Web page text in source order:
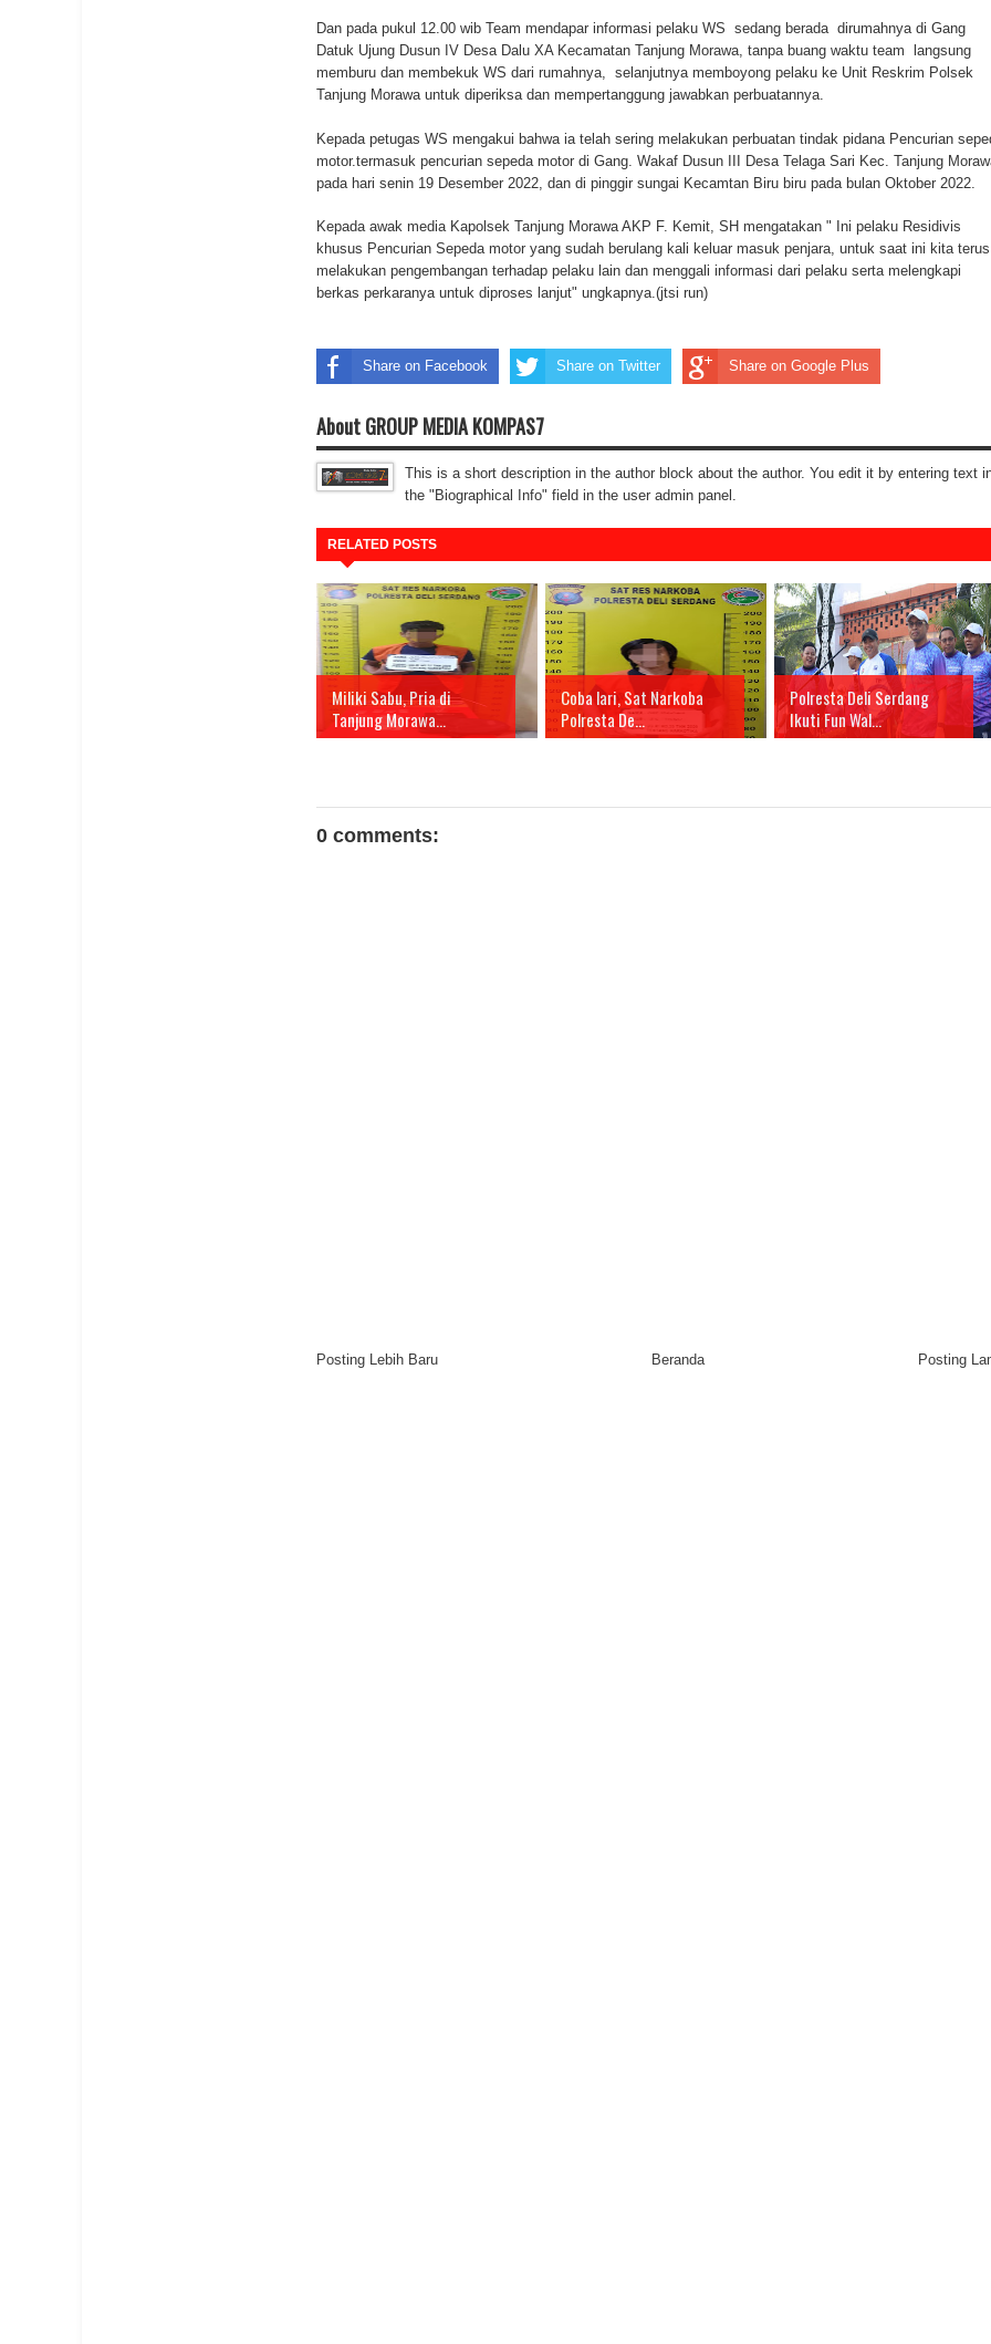
Dan pada pukul 12.00 wib Team mendapar informasi pelaku WS sedang berada dirumahnya di Gang
Datuk Ujung Dusun IV Desa Dalu XA Kecamatan Tanjung Morawa, tanpa buang waktu team langsung
memburu dan membekuk WS dari rumahnya, selanjutnya memboyong pelaku ke Unit Reskrim Polsek
Tanjung Morawa untuk diperiksa dan mempertanggung jawabkan perbuatannya.
Kepada petugas WS mengakui bahwa ia telah sering melakukan perbuatan tindak pidana Pencurian
motor.termasuk pencurian sepeda motor di Gang. Wakaf Dusun III Desa Telaga Sari Kec. Tanjung
pada hari senin 19 Desember 2022, dan di pinggir sungai Kecamtan Biru biru pada bulan Oktober 2022.
Kepada awak media Kapolsek Tanjung Morawa AKP F. Kemit, SH mengatakan " Ini pelaku Residivis
khusus Pencurian Sepeda motor yang sudah berulang kali keluar masuk penjara, untuk saat ini kita
melakukan pengembangan terhadap pelaku lain dan menggali informasi dari pelaku serta melengkapi
berkas perkaranya untuk diproses lanjut" ungkapnya.(jtsi run)
Share on Facebook Share on Twitter Share on Google Plus
About GROUP MEDIA KOMPAS7
This is a short description in the author block about the author. You edit it by entering text
the "Biographical Info" field in the user admin panel.
RELATED POSTS
Miliki Sabu, Pria di
Tanjung Morawa...
Coba lari, Sat Narkoba
Polresta De...
Polresta Deli Serdang
Ikuti Fun Wal...
0 comments:
Posting Lebih Baru Posting
Beranda